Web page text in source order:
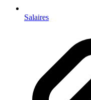
Salaires